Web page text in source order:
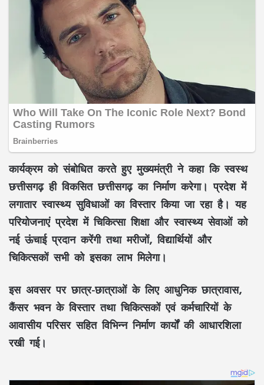
कार्यक्रम को संबोधित करते हुए मुख्यमंत्री ने कहा किस्वस्थ
छत्तीसगढ़हीविकसित छत्तीसगढ़का निर्माण करेगा। प्रदेश में
लगातारस्वास्थ्य सुविधाओंका विस्तार किया जा रहा है। यह
परियोजनाएं प्रदेश मेंचिकित्सा शिक्षाऔरस्वास्थ्य सेवाओंको
नई ऊंचाई प्रदान करेंगी तथामरीजों, विद्यार्थियों और
चिकित्सकोंसभी को इसका लाभ मिलेगा।
इस अवसर परछात्र-छात्राओं के लिए आधुनिक छात्रावास,
कैंसर भवन के विस्तारतथाचिकित्सकों एवं कर्मचारियों के
आवासीय परिसरसहित विभिन्न निर्माण कार्यों की आधारशिला
रखी गई।